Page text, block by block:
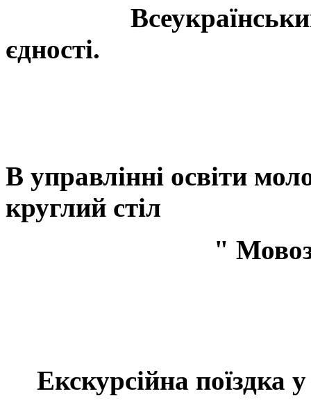
Всеукраїнський
єдності.
В управлінні освіти
круглий стіл
"
Екскурсійна